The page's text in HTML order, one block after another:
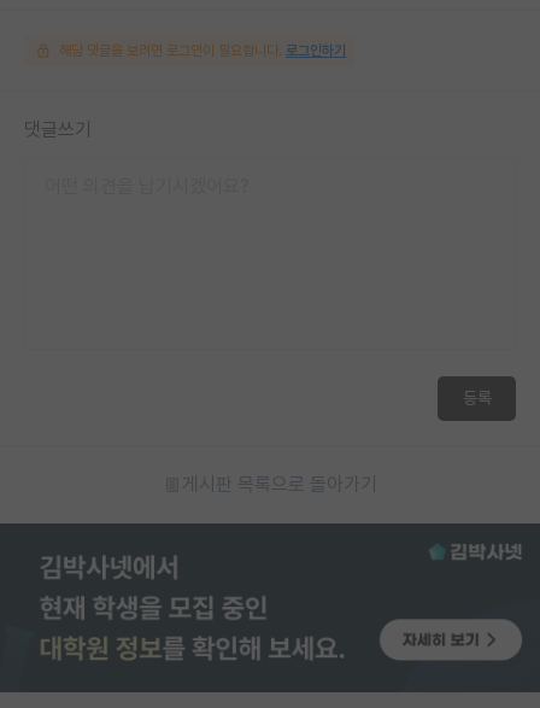
해당 댓글을 보려면 로그인이 필요합니다. 로그인하기
댓글쓰기
등록
게시판 목록으로 돌아가기